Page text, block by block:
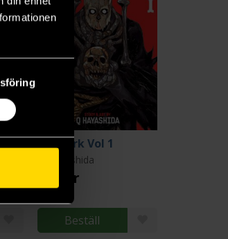
Dai Dark Vol 1
Q Hayashida
259 kr
Beställ